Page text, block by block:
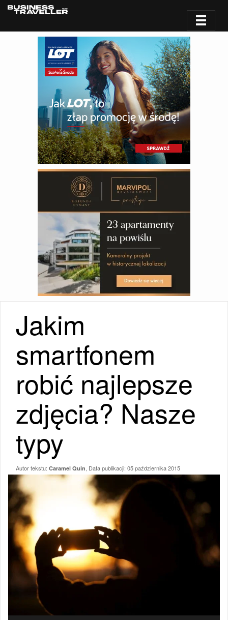
Jakim
smartfonem
robić najlepsze
zdjęcia? Nasze
typy
Autor tekstu: Caramel Quin , Data publikacji: 05 października 2015